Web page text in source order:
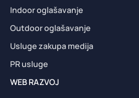
Indoor oglašavanje
Outdoor oglašavanje
Usluge zakupa medija
PR usluge
WEB RAZVOJ